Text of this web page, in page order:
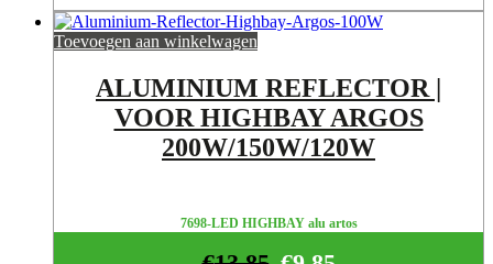
Toevoegen aan winkelwagen
ALUMINIUM REFLECTOR |
VOOR HIGHBAY ARGOS
200W/150W/120W
7698-LED HIGHBAY alu artos